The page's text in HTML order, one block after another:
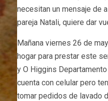
necesitan un mensaje de
pareja Natali, quiere dar
Mañana viernes 26 de
hogar para prestar este
y O Higgins
cuenta con celular pero
tomar pedidos de lavado